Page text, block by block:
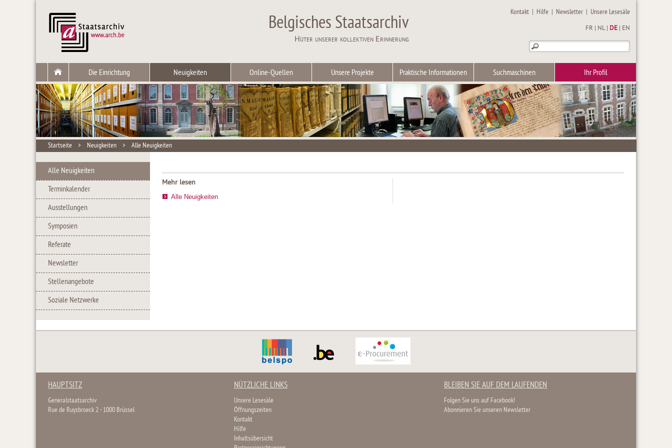
Belgisches Staatsarchiv
Hüter unserer kollektiven Erinnerung
Kontakt | Hilfe | Newsletter | Unsere Lesesäle
FR NL| DE EN
Die Einrichtung Neuigkeiten Online-Quellen Unsere Projekte Praktische Informationen Suchmaschinen Ihr Profil
Startseite > Neuigkeiten > Alle Neuigkeiten
Alle Neuigkeiten
Terminkalender
Ausstellungen
Symposien
Referate
Newsletter
Stellenangebote
Soziale Netzwerke
Mehr lesen
Alle Neuigkeiten
HAUPTSITZ
Generalstaatsarchiv
Rue de Ruysbroeck 2 - 1000 Brüssel
NÜTZLICHE LINKS
Unsere Lesesäle
Öffnungszeiten
Kontakt
Hilfe
Inhaltsübersicht
BLEIBEN SIE AUF DEM LAUFENDEN
Folgen Sie uns auf Facebook!
Abonnieren Sie unseren Newsletter